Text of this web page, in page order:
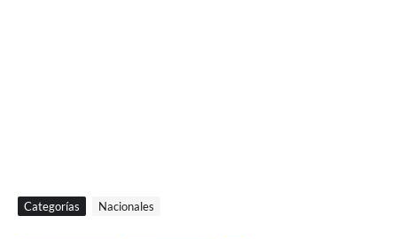
Categorías Nacionales